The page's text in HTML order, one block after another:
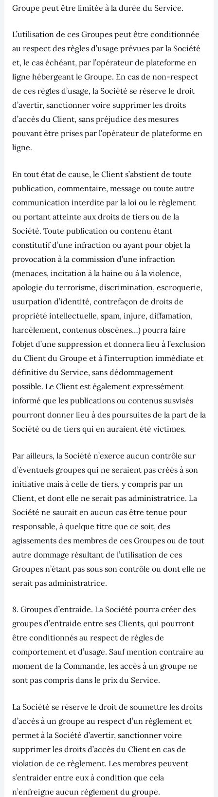
Groupe peut être limitée à la durée du Service.
L’utilisation de ces Groupes peut être conditionnée
au respect des règles d’usage prévues par la Société
et, le cas échéant, par l’opérateur de plateforme en
ligne hébergeant le Groupe. En cas de non-respect
de ces règles d’usage, la Société se réserve le droit
d’avertir, sanctionner voire supprimer les droits
d’accès du Client, sans préjudice des mesures
pouvant être prises par l’opérateur de plateforme en
ligne.
En tout état de cause, le Client s’abstient de toute
publication, commentaire, message ou toute autre
communication interdite par la loi ou le règlement
ou portant atteinte aux droits de tiers ou de la
Société. Toute publication ou contenu étant
constitutif d’une infraction ou ayant pour objet la
provocation à la commission d’une infraction
(menaces, incitation à la haine ou à la violence,
apologie du terrorisme, discrimination, escroquerie,
usurpation d’identité, contrefaçon de droits de
propriété intellectuelle, spam, injure, diffamation,
harcèlement, contenus obscènes…) pourra faire
l’objet d’une suppression et donnera lieu à l’exclusion
du Client du Groupe et à l’interruption immédiate et
définitive du Service, sans dédommagement
possible. Le Client est également expressément
informé que les publications ou contenus susvisés
pourront donner lieu à des poursuites de la part de la
Société ou de tiers qui en auraient été victimes.
Par ailleurs, la Société n’exerce aucun contrôle sur
d’éventuels groupes qui ne seraient pas créés à son
initiative mais à celle de tiers, y compris par un
Client, et dont elle ne serait pas administratrice. La
Société ne saurait en aucun cas être tenue pour
responsable, à quelque titre que ce soit, des
agissements des membres de ces Groupes ou de tout
autre dommage résultant de l’utilisation de ces
Groupes n’étant pas sous son contrôle ou dont elle ne
serait pas administratrice.
8. Groupes d’entraide. La Société pourra créer des
groupes d’entraide entre ses Clients, qui pourront
être conditionnés au respect de règles de
comportement et d’usage. Sauf mention contraire au
moment de la Commande, les accès à un groupe ne
sont pas compris dans le prix du Service.
La Société se réserve le droit de soumettre les droits
d’accès à un groupe au respect d’un règlement et
permet à la Société d’avertir, sanctionner voire
supprimer les droits d’accès du Client en cas de
violation de ce règlement. Les membres peuvent
s’entraider entre eux à condition que cela
n’enfreigne aucun règlement du groupe.